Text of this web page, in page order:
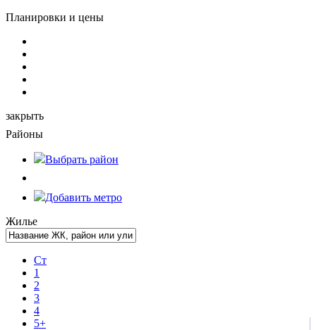
Планировки и цены
закрыть
Районы
Выбрать район
Добавить метро
Жилье
Ст
1
2
3
4
5+